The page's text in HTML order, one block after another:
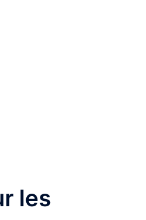
les